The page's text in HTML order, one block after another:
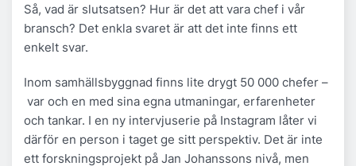
Så, vad är slutsatsen? Hur är det att vara chef i vår
bransch? Det enkla svaret är att det inte finns ett
enkelt svar.
Inom samhällsbyggnad finns lite drygt 50 000 chefer –
var och en med sina egna utmaningar, erfarenheter
och tankar. I en ny intervjuserie på Instagram låter vi
därför en person i taget ge sitt perspektiv. Det är inte
ett forskningsprojekt på Jan Johanssons nivå, men